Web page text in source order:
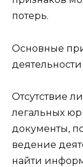
потерь.
Основные
деятельности
Отсутствие
легальных
документы,
ведение
найти